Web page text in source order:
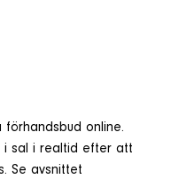
förhandsbud online.
i sal i realtid efter att
Se avsnittet